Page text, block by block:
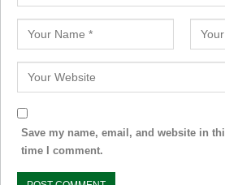
Save my name, email, and website in
time I comment.